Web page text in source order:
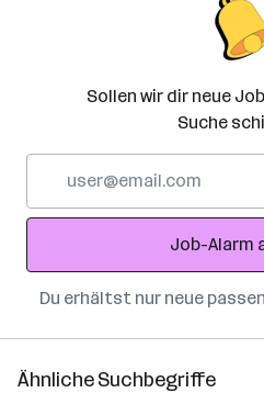
Sollen wir dir neue
Suche
Adresse
Job-Alarm
Du erhältst nur neue
Ähnliche Suchbegriffe